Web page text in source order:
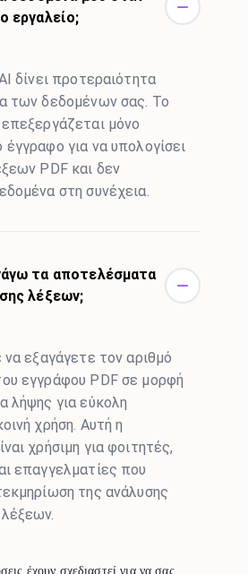
εργαλείο;
δίνει προτεραιότητα
των δεδομένων σας. Το
μόνο
για να υπολογίσει
PDF και δεν
στη συνέχεια.
τα αποτελέσματα
λέξεων;
να εξαγάγετε τον αριθμό
εγγράφου PDF σε μορφή
λήψης για εύκολη
χρήση. Αυτή η
χρήσιμη για φοιτητές,
επαγγελματίες που
της ανάλυσης
έχουν σχεδιαστεί για να σας